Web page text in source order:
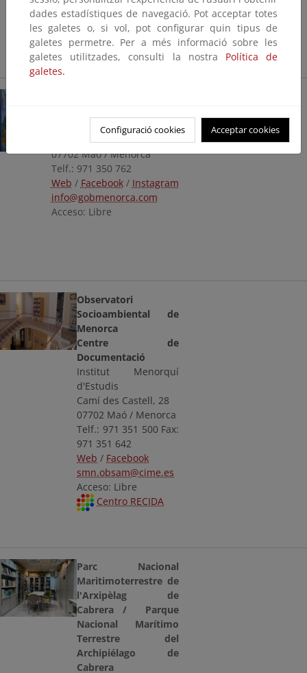
Acceso: Libre
(GOB Menorca)
Camí des Castell, 53
07702 Maó / Menorca
Telf.: 971 350 762
Web / Facebook/ Instagram
info@gobmenorca.com
Acceso: Libre
Observatori
Socioambiental de
Menorca
Centre de
Documentació
Institut Menorquí
d'Estudis
Camí des Castell, 28
07702 Maó / Menorca
Telf.: 971 351 500 Fax:
971 351 642
Web / Facebook
smn.obsam@cime.es
Acceso: Libre
Centro RECIDA
Parc Nacional
Maritimoterrestre de
l'Arxipèlag de
Cabrera / Parque
Nacional Marítimo
Terrestre del
Archipiélago de
Cabrera
dades estadístiques de navegació. Pot acceptar totes
les galetes o, si vol, pot configurar quin tipus de
galetes permetre. Per a més informació sobre les
galetes utilitzades, consulti la nostra Política de
galetes.
Configuració cookies Acceptar cookies